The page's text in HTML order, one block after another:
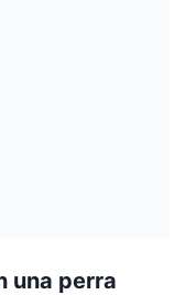
una perra